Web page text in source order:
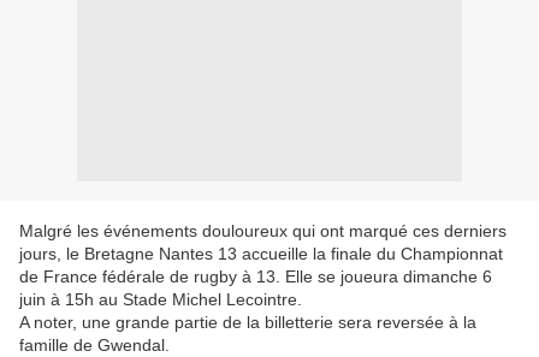
Malgré les événements douloureux qui ont marqué ces derniers
jours, le Bretagne Nantes 13 accueille la finale du Championnat
de France fédérale de rugby à 13. Elle se joueura dimanche 6
juin à 15h au Stade Michel Lecointre.
A noter, une grande partie de la billetterie sera reversée à la
famille de Gwendal.